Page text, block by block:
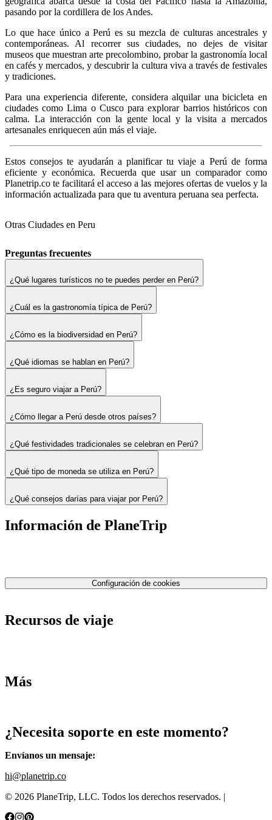
pasando por la cordillera de los Andes.
Lo que hace único a Perú es su mezcla de culturas ancestrales y
contemporáneas. Al recorrer sus ciudades, no dejes de visitar
museos que muestran arte precolombino, probar la gastronomía local
en cafés y mercados, y descubrir la cultura viva a través de festivales
y tradiciones.
Para una experiencia diferente, considera alquilar una bicicleta en
ciudades como Lima o Cusco para explorar barrios históricos con
calma. La interacción con la gente local y la visita a mercados
artesanales enriquecen aún más el viaje.
Estos consejos te ayudarán a planificar tu viaje a Perú de forma
eficiente y económica. Recuerda que usar un comparador como
Planetrip.co te facilitará el acceso a las mejores ofertas de vuelos y la
información actualizada para que tu aventura peruana sea perfecta.
Otras Ciudades en Peru
Preguntas frecuentes
¿Qué lugares turísticos no te puedes perder en Perú?
¿Cuál es la gastronomía típica de Perú?
¿Cómo es la biodiversidad en Perú?
¿Qué idiomas se hablan en Perú?
¿Es seguro viajar a Perú?
¿Cómo llegar a Perú desde otros países?
¿Qué festividades tradicionales se celebran en Perú?
¿Qué tipo de moneda se utiliza en Perú?
¿Qué consejos darías para viajar por Perú?
Información de PlaneTrip
Configuración de cookies
Recursos de viaje
Más
¿Necesita soporte en este momento?
Envíanos un mensaje:
hi@planetrip.co
© 2026 PlaneTrip, LLC. Todos los derechos reservados. |